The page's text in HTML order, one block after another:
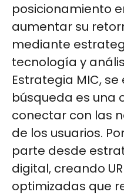
posicionamiento
aumentar su
mediante
tecnología y
Estrategia MIC,
búsqueda es una
conectar con las
de los usuarios.
parte desde
digital, creando
optimizadas que